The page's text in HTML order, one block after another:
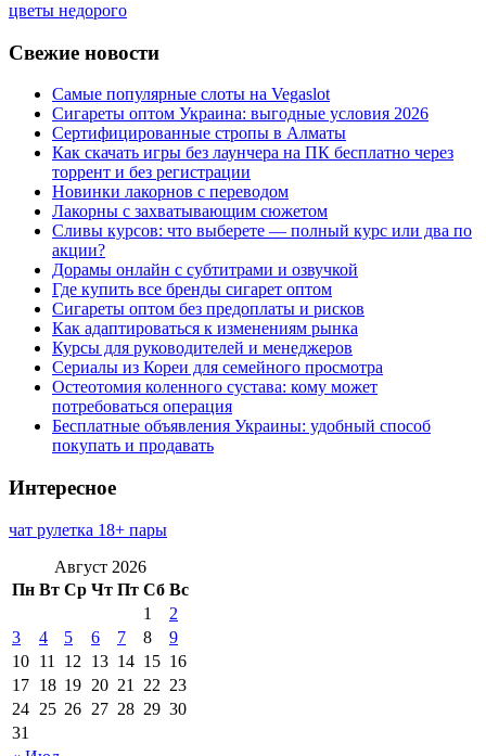
цветы недорого
Свежие новости
Самые популярные слоты на Vegaslot
Сигареты оптом Украина: выгодные условия 2026
Сертифицированные стропы в Алматы
Как скачать игры без лаунчера на ПК бесплатно через
торрент и без регистрации
Новинки лакорнов с переводом
Лакорны с захватывающим сюжетом
Сливы курсов: что выберете — полный курс или два по
акции?
Дорамы онлайн с субтитрами и озвучкой
Где купить все бренды сигарет оптом
Сигареты оптом без предоплаты и рисков
Как адаптироваться к изменениям рынка
Курсы для руководителей и менеджеров
Сериалы из Кореи для семейного просмотра
Остеотомия коленного сустава: кому может
потребоваться операция
Бесплатные объявления Украины: удобный способ
покупать и продавать
Интересное
чат рулетка 18+ пары
Август 2026
Пн Вт Ср Чт Пт Сб Вс
1
2
3
4 5 6 7 8
9
10 11 12 13 14 15 16
17 18 19 20 21 22 23
24 25 26 27 28 29 30
31